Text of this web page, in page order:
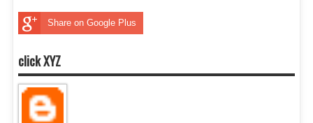
Share on Google Plus
click XYZ